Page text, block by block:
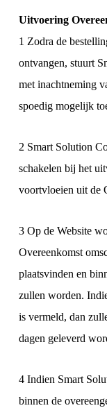
Uitvoering
1 Zodra de
ontvangen, stuurt
met inachtneming
spoedig mogelijk
2 Smart Solution
schakelen bij het
voortvloeien uit de
3 Op de Website
Overeenkomst
plaatsvinden en
zullen worden.
is vermeld, dan
dagen geleverd
4 Indien Smart
binnen de